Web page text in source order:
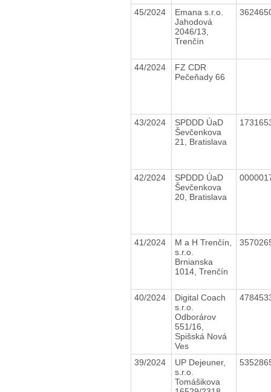
45/2024
Emana s.r.o.
Jahodová
2046/13,
Trenčín
44/2024
FZ CDR
Pečeňady 66
43/2024
SPDDD ÚaD
Ševčenkova
21, Bratislava
42/2024
SPDDD ÚaD
Ševčenkova
20, Bratislava
41/2024
M a H Trenčín,
s.r.o.
Brnianska
1014, Trenčín
40/2024
Digital Coach
s.r.o.
Odborárov
551/16,
Spišská Nová
Ves
39/2024
UP Dejeuner,
s.r.o.
Tomášikova